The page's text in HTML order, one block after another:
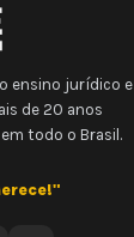
ensino jurídico e
de 20 anos
todo o Brasil.